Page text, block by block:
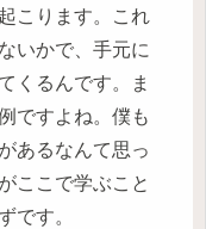
こります。これ
いかで、手元に
くるんです。ま
ですよね。僕も
あるなんて思っ
ここで学ぶこと
です。